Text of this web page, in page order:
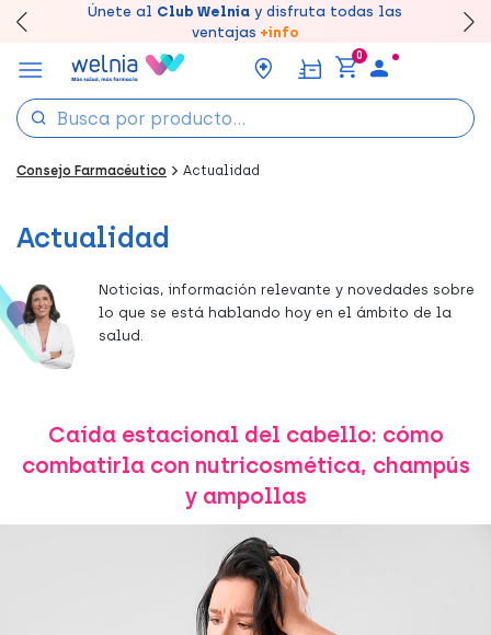
Disfruta de la entregarápida y gratuitaen farmacia
Únete al Club Welnia y disfruta todas las
ventajas +info
un 7% de descuento creando tu cuentaaquí
Canjea tus puntos en tu Farmacia de Confianza,
acumúlalos online.
0
Consejo Farmacéutico Actualidad
Actualidad
Noticias, información relevante y novedades sobre
lo que se está hablando hoy en el ámbito de la
salud.
Caída estacional del cabello: cómo
combatirla con nutricosmética, champús
y ampollas